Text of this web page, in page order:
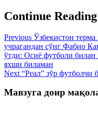
Continue Reading
Previous Ўзбекистон
учрагандан сўнг Фабио
ўтди: Осиё футболи билан
яхши биламан
Next “Реал” зўр футболчи
Мавзуга доир